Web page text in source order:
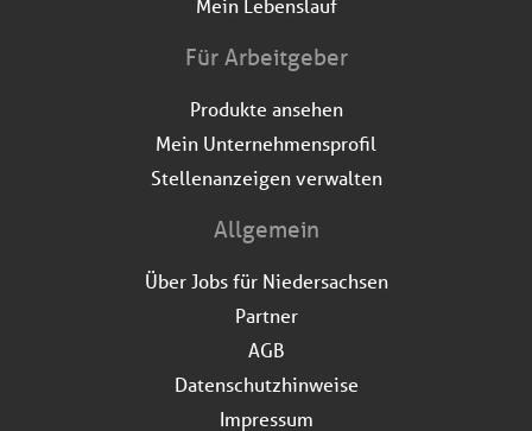
Für Arbeitgeber
Produkte ansehen
Mein Unternehmensprofil
Stellenanzeigen verwalten
Allgemein
Über Jobs für Niedersachsen
Partner
AGB
Datenschutzhinweise
Impressum